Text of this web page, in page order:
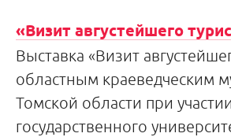
«Визит августейшего
Выставка «Визит
областным краеведческим
Томской области при
государственного